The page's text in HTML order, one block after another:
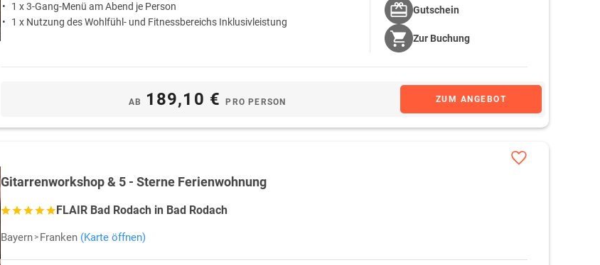
1 x 3-Gang-Menü am Abend je Person
1 x Nutzung des Wohlfühl- und Fitnessbereichs Inklusivleistung
AB 189,10 €PRO PERSON ZUM ANGEBOT
Gutschein
Zur Buchung
Gitarrenworkshop & 5 - Sterne Ferienwohnung
FLAIR Bad Rodach in Bad Rodach
Bayern Franken (Karte öffnen)